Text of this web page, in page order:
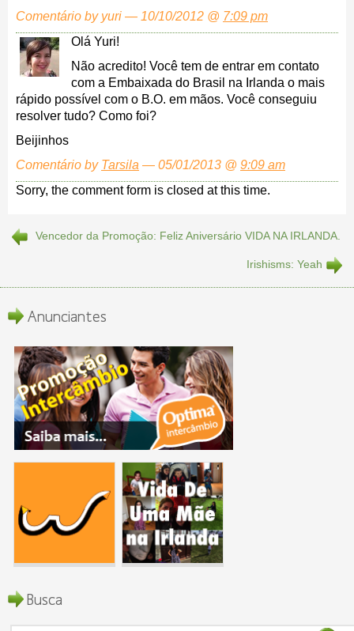
Comentário by yuri — 10/10/2012 @ 7:09 pm
Olá Yuri!
Não acredito! Você tem de entrar em contato
com a Embaixada do Brasil na Irlanda o mais
rápido possível com o B.O. em mãos. Você conseguiu
resolver tudo? Como foi?
Beijinhos
Comentário by Tarsila — 05/01/2013 @ 9:09 am
Sorry, the comment form is closed at this time.
Vencedor da Promoção: Feliz Aniversário VIDA NA IRLANDA.
Irishisms: Yeah
Anunciantes
Busca